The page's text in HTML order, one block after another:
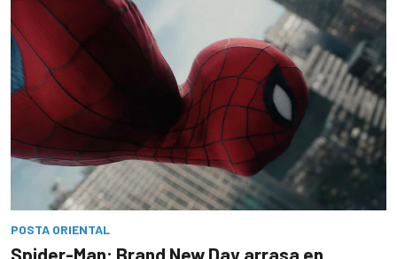
POSTA ORIENTAL
Spider-Man: Brand New Day arrasa en